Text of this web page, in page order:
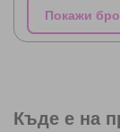
Покажи
Къде е на